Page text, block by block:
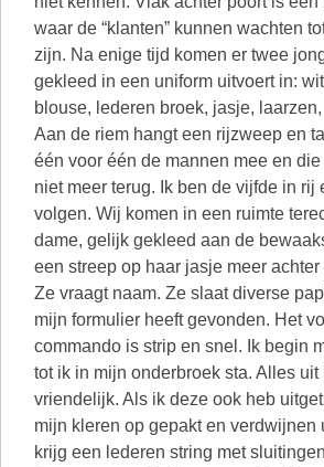
waar de “klanten” kunnen wachten
zijn. Na enige tijd komen er twee
gekleed in een uniform uitvoert in:
blouse, lederen broek, jasje,
Aan de riem hangt een rijzweep en
één voor één de mannen mee en
niet meer terug. Ik ben de vijfde in rij
volgen. Wij komen in een ruimte
dame, gelijk gekleed aan de
een streep op haar jasje meer
Ze vraagt naam. Ze slaat diverse
mijn formulier heeft gevonden. Het
commando is strip en snel. Ik begin
tot ik in mijn onderbroek sta. Alles
vriendelijk. Als ik deze ook heb
mijn kleren op gepakt en verdwijnen
krijg een lederen string met